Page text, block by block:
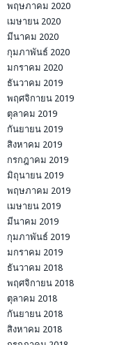
พฤษภาคม 2020
เมษายน 2020
มีนาคม 2020
กุมภาพันธ์ 2020
มกราคม 2020
ธันวาคม 2019
พฤศจิกายน 2019
ตุลาคม 2019
กันยายน 2019
สิงหาคม 2019
กรกฎาคม 2019
มิถุนายน 2019
พฤษภาคม 2019
เมษายน 2019
มีนาคม 2019
กุมภาพันธ์ 2019
มกราคม 2019
ธันวาคม 2018
พฤศจิกายน 2018
ตุลาคม 2018
กันยายน 2018
สิงหาคม 2018